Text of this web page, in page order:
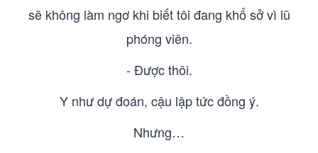
sẽ không làm ngơ khi biết tôi đang khổ sở vì lũ
phóng viên.
- Được thôi.
Y như dự đoán, cậu lập tức đồng ý.
Nhưng…